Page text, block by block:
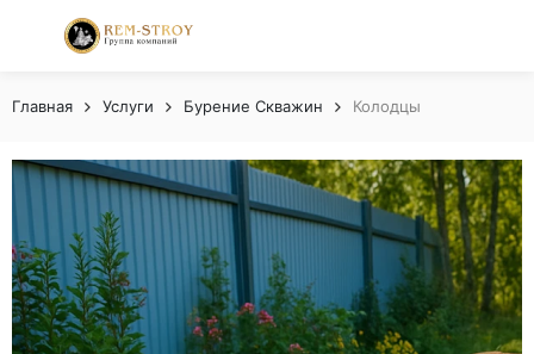
Главная Услуги Бурение Скважин Колодцы